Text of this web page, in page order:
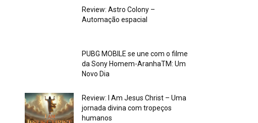
Review: Astro Colony –
Automação espacial
PUBG MOBILE se une com o filme
da Sony Homem-AranhaTM: Um
Novo Dia
Review: I Am Jesus Christ – Uma
jornada divina com tropeços
humanos